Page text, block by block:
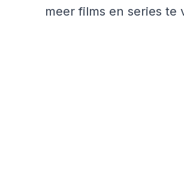
meer films en series te